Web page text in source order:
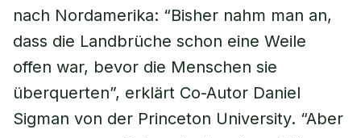
nach Nordamerika: “Bisher nahm man an,
dass die Landbrüche schon eine Weile
offen war, bevor die Menschen sie
überquerten”, erklärt Co-Autor Daniel
Sigman von der Princeton University. “Aber